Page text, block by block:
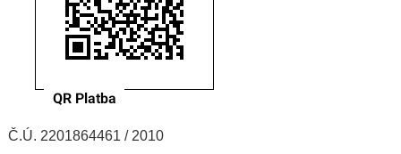
Č.Ú. 2201864461 / 2010